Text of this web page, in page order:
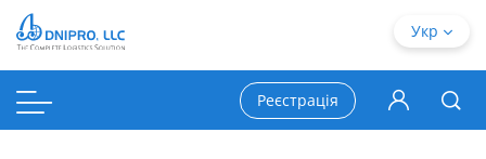
Укр
Реєстрація